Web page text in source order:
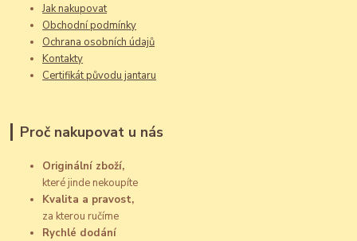
Jak nakupovat
Obchodní podmínky
Ochrana osobních údajů
Kontakty
Certifikát původu jantaru
Proč nakupovat u nás
Originální zboží,
které jinde nekoupíte
Kvalita a pravost,
za kterou ručíme
Rychlé dodání